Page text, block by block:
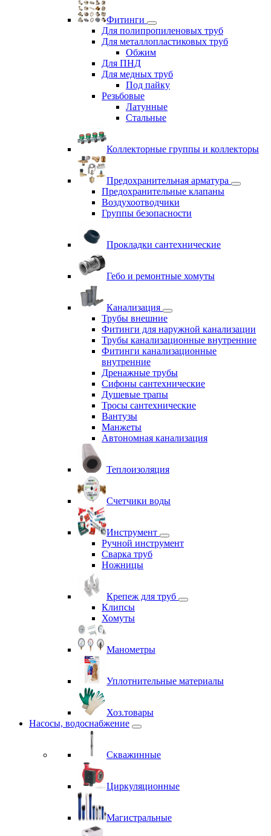
Фитинги
Для полипропиленовых труб
Для металлопластиковых труб
Обжим
Для ПНД
Для медных труб
Под пайку
Резьбовые
Латунные
Cтальные
Коллекторные группы и коллекторы
Предохранительная арматура
Предохранительные клапаны
Воздухоотводчики
Группы безопасности
Прокладки сантехнические
Гебо и ремонтные хомуты
Канализация
Трубы внешние
Фитинги для наружной канализации
Трубы канализационные внутренние
Фитинги канализационные
внутренние
Дренажные трубы
Сифоны сантехнические
Душевые трапы
Тросы сантехнические
Вантузы
Манжеты
Автономная канализация
Теплоизоляция
Счетчики воды
Инструмент
Ручной инструмент
Сварка труб
Ножницы
Крепеж для труб
Клипсы
Хомуты
Манометры
Уплотнительные материалы
Хоз.товары
Насосы, водоснабжение
Скважинные
Циркуляционные
Магистральные